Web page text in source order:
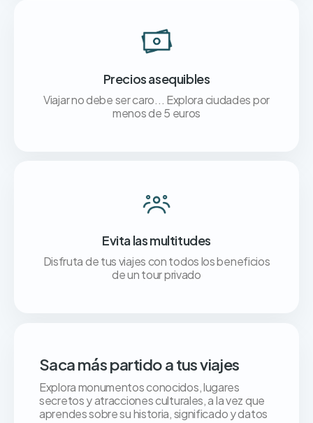
Precios asequibles
Viajar no debe ser caro... Explora ciudades por
menos de 5 euros
Evita las multitudes
Disfruta de tus viajes con todos los beneficios
de un tour privado
Saca más partido a tus viajes
Explora monumentos conocidos, lugares
secretos y atracciones culturales, a la vez que
aprendes sobre su historia, significado y datos